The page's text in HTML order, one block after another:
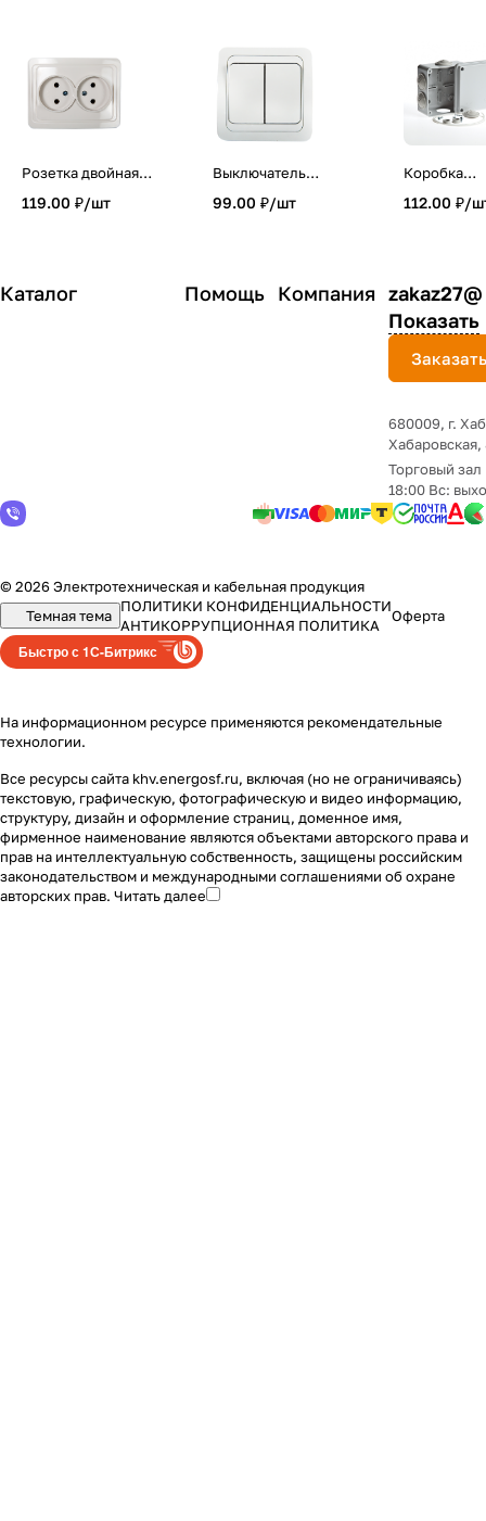
Розетка двойная
2102 IN HOME
119.00 ₽/шт
Выключатель
CLASSICO белый
99.00 ₽/шт
Коробка
я для
112.00 ₽/
Каталог Помощь Компания zakaz27@
Показать
680009, г.
Хабаровская,
Торговый
18:00 Вс:
© 2026 Электротехническая и кабельная продукция
Темная тема
ПОЛИТИКИ КОНФИДЕНЦИАЛЬНОСТИ
АНТИКОРРУПЦИОННАЯ ПОЛИТИКА
Оферта
Быстро с 1С-Битрикс
На информационном ресурсе применяются рекомендательные
технологии.
Все ресурсы сайта khv.energosf.ru, включая (но не ограничиваясь)
текстовую, графическую, фотографическую и видео информацию,
структуру, дизайн и оформление страниц, доменное имя,
фирменное наименование являются объектами авторского права и
прав на интеллектуальную собственность, защищены российским
законодательством и международными соглашениями об охране
авторских прав. Читать далее